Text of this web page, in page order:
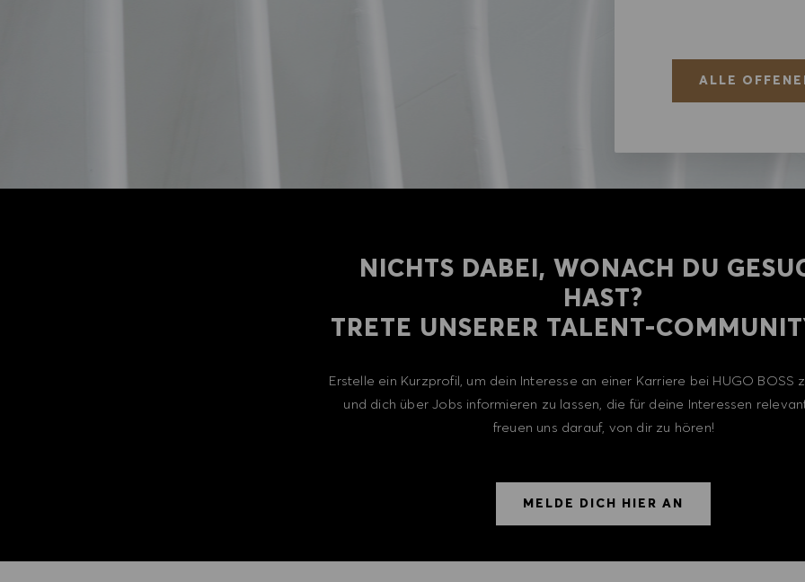
ALLE
NICHTS DABEI, WONACH DU
HAST?
TRETE UNSERER TALENT-
Erstelle ein Kurzprofil, um dein Interesse an einer Karriere bei HUGO BOSS
und dich über Jobs informieren zu lassen, die für deine Interessen
freuen uns darauf, von dir zu hören!
MELDE DICH HIER AN